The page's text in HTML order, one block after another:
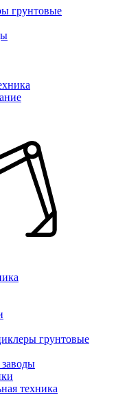
грунтовые
грунтовые
техника